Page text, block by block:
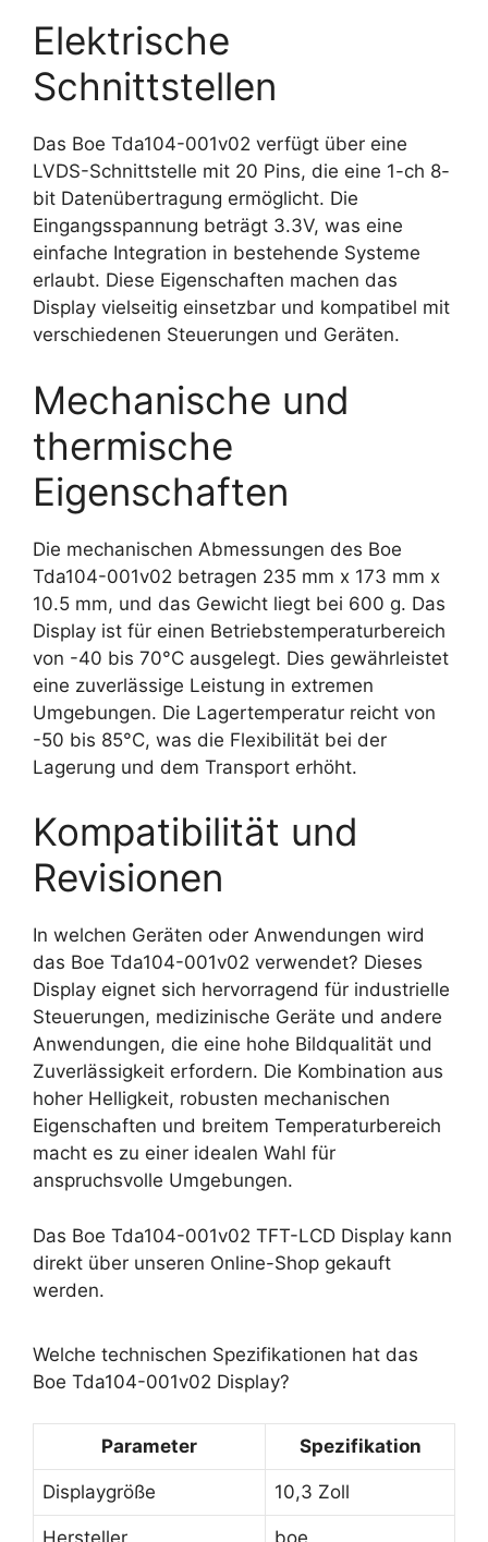
Elektrische
Schnittstellen
Das Boe Tda104-001v02 verfügt über eine
LVDS-Schnittstelle mit 20 Pins, die eine 1-ch 8-
bit Datenübertragung ermöglicht. Die
Eingangsspannung beträgt 3.3V, was eine
einfache Integration in bestehende Systeme
erlaubt. Diese Eigenschaften machen das
Display vielseitig einsetzbar und kompatibel mit
verschiedenen Steuerungen und Geräten.
Mechanische und
thermische
Eigenschaften
Die mechanischen Abmessungen des Boe
Tda104-001v02 betragen 235 mm x 173 mm x
10.5 mm, und das Gewicht liegt bei 600 g. Das
Display ist für einen Betriebstemperaturbereich
von -40 bis 70°C ausgelegt. Dies gewährleistet
eine zuverlässige Leistung in extremen
Umgebungen. Die Lagertemperatur reicht von
-50 bis 85°C, was die Flexibilität bei der
Lagerung und dem Transport erhöht.
Kompatibilität und
Revisionen
In welchen Geräten oder Anwendungen wird
das Boe Tda104-001v02 verwendet? Dieses
Display eignet sich hervorragend für industrielle
Steuerungen, medizinische Geräte und andere
Anwendungen, die eine hohe Bildqualität und
Zuverlässigkeit erfordern. Die Kombination aus
hoher Helligkeit, robusten mechanischen
Eigenschaften und breitem Temperaturbereich
macht es zu einer idealen Wahl für
anspruchsvolle Umgebungen.
Das Boe Tda104-001v02 TFT-LCD Display kann
direkt über unseren Online-Shop gekauft
werden.
Welche technischen Spezifikationen hat das
Boe Tda104-001v02 Display?
Parameter Spezifikation
Displaygröße 10,3 Zoll
Hersteller boe